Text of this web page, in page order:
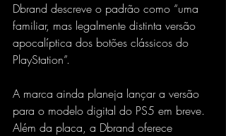
Dbrand descreve o padrão como “uma
familiar, mas legalmente distinta versão
apocalíptica dos botões clássicos do
PlayStation”.
A marca ainda planeja lançar a versão
para o modelo digital do PS5 em breve.
Além da placa, a Dbrand oferece